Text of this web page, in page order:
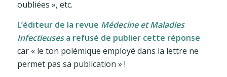
oubliées », etc.
L’éditeur de la revue Médecine et Maladies
Infectieusesa refusé de publier cette réponse
car « le ton polémique employé dans la lettre ne
permet pas sa publication » !